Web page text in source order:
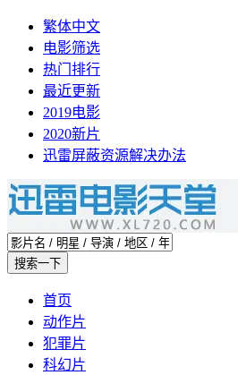
繁体中文
电影筛选
热门排行
最近更新
2019电影
2020新片
迅雷屏蔽资源解决办法
首页
动作片
犯罪片
科幻片